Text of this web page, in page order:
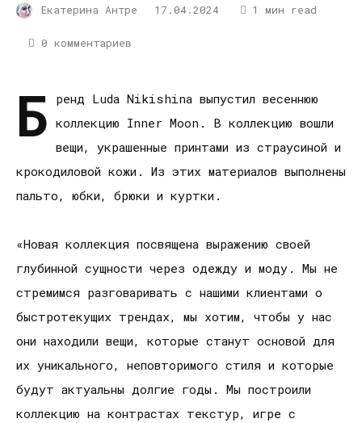
Екатерина Антре 17.04.2024 1 мин read
0 комментариев
Б ренд Luda Nikishina выпустил весеннюю
коллекцию Inner Moon. В коллекцию вошли
вещи, украшенные принтами из страусиной и
крокодиловой кожи. Из этих материалов выполнены
пальто, юбки, брюки и куртки.
«Новая коллекция посвящена выражению своей
глубинной сущности через одежду и моду. Мы не
стремимся разговаривать с нашими клиентами о
быстротекущих трендах, мы хотим, чтобы у нас
они находили вещи, которые станут основой для
их уникального, неповторимого стиля и которые
будут актуальны долгие годы. Мы построили
коллекцию на контрастах текстур, игре с